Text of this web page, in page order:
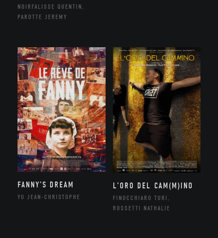
NOIRFALISSE QUENTIN,
PAROTTE JEREMY
FANNY’S DREAM
YU JEAN-CHRISTOPHE
L’ORO DEL CAM(M)INO
FINOCCHIARO TURI,
ROSSETTI NATHALIE